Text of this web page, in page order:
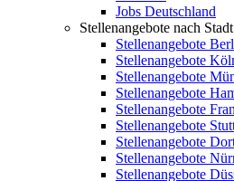
Jobs Deutschland
Stellenangebote nach Stadt
Stellenangebote
Stellenangebote
Stellenangebote
Stellenangebote
Stellenangebote
Stellenangebote
Stellenangebote
Stellenangebote
Stellenangebote